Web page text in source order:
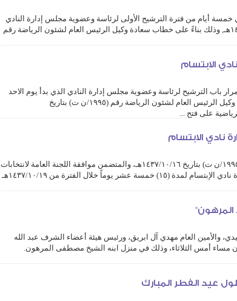
خمسة أيام من فترة الترشيح الأولى لرئاسة وعضوية مجلس إدارة النادي
التي بدأت الاحد قبل الماضي وتستمر حتى الاحد المقبل ١٤٣٧/١١/٠٤هـ, وذلك بناءً على خطاب سعادة وكيل الرئيس العام لشئون الرياضة رقم
الابتسام
باب الترشيح لرئاسة وعضوية مجلس إدارة النادي الذي بدأ يوم الاحد
الماضي ويستمر حتى ١٤٣٧/١١/٠٤هـ, وذلك بناءً على خطاب سعادة وكيل الرئيس العام لشئون الرياضة رقم (١٩٩٥/ن ت) بتاريخ
نادي الابتسام
بناءً على خطاب سعادة وكيل الرئيس العام لشئون الرياضة رقم (١٩٩٥/ن ت) بتاريخ ١٤٣٧/١٠/١٦هـ، والمتضمن موافقة اللجنة العامة لانتخابات
الأندية الرياضية على فتح باب الترشيح لرئاسة وعضوية مجلس إدارة نادي الإبتسام لمدة (١٥) خمسة عشر يوماً خلال الفترة من ١٤٣٧/١٠/١٩هـ
المرهون“
والأمين العام مهدي آل ابريق، ورئيس هيئة أعضاء الشرف عبد الله
مساء أمس الثلاثاء، وذلك في منزل ابنه الشيخ مصطفى المرهون.
عيد الفطر المبارك